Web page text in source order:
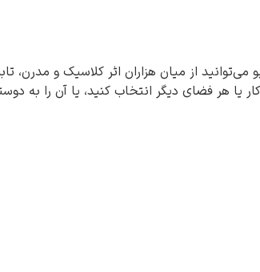
از میان هزاران اثر کلاسیک و مدرن،
یا هر فضای دیگر انتخاب کنید، یا آن را به